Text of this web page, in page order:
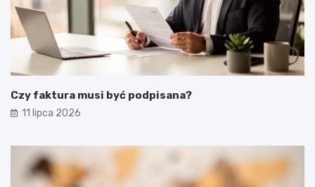
Czy faktura musi być podpisana?
11 lipca 2026